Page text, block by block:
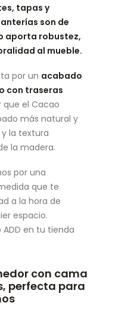
tapas y
son de
aporta robustez,
al mueble.
por un acabado
con traseras
que el Cacao
más natural y
la textura
la madera.
por una
que te
a la hora de
espacio.
en tu tienda
con cama
perfecta para